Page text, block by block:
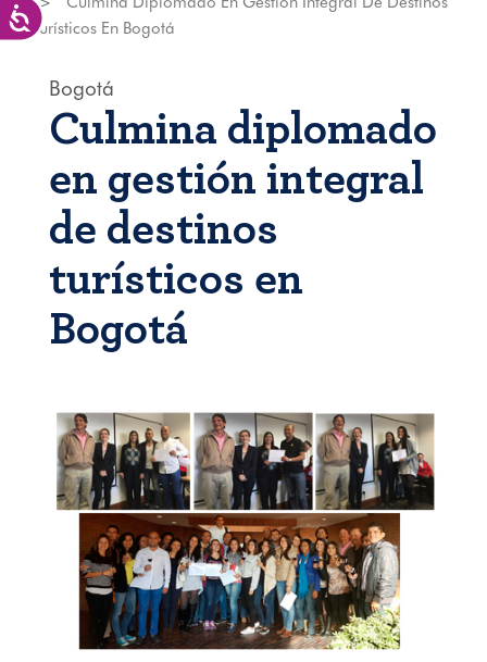
Accesibilidad
Turísticos En Bogotá
Bogotá
Culmina diplomado
en gestión integral
de destinos
turísticos en
Bogotá